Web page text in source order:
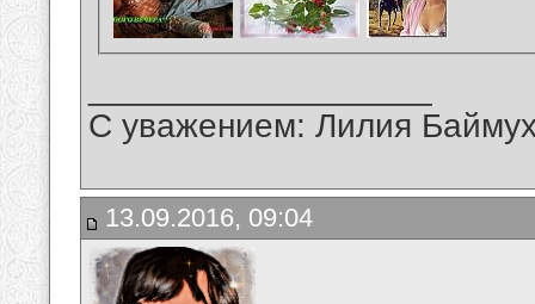
С уважением: Лилия
13.09.2016, 09:04